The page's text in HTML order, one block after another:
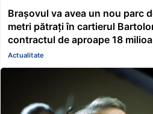
Brașovul va avea un nou parc
metri pătrați în cartierul
contractul de aproape 18
Actualitate